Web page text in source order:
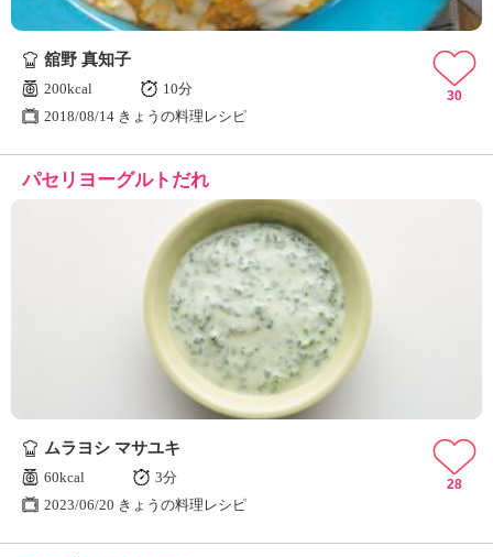
舘野 真知子
200kcal
10分
2018/08/14 きょうの料理レシピ
30
パセリヨーグルトだれ
ムラヨシ マサユキ
60kcal
3分
2023/06/20 きょうの料理レシピ
28